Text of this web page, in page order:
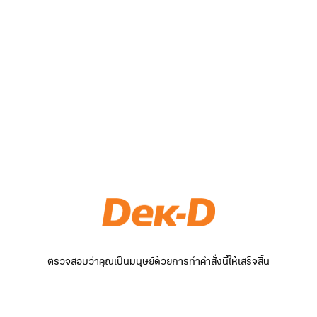
ตรวจสอบว่าคุณเป็นมนุษย์ด้วยการทำคำสั่งนี้ให้เสร็จสิ้น